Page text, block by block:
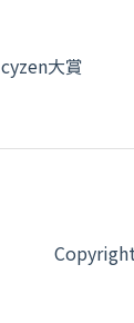
cyzen大賞